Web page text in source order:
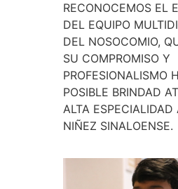
RECONOCEMOS EL
DEL EQUIPO
DEL NOSOCOMIO,
SU COMPROMISO Y
PROFESIONALISMO
POSIBLE BRINDAD
ALTA
NIÑEZ SINALOENSE.